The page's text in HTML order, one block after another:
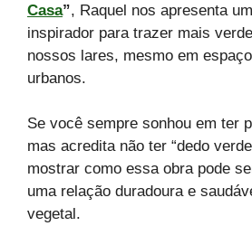
Casa”, Raquel nos apresenta
inspirador para trazer mais
nossos lares, mesmo em
urbanos.
Se você sempre sonhou em ter
mas acredita não ter “dedo
mostrar como essa obra pode
uma relação duradoura e
vegetal.